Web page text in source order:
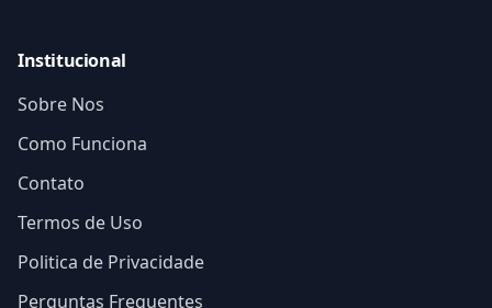
Institucional
Sobre Nos
Como Funciona
Contato
Termos de Uso
Politica de Privacidade
Perguntas Frequentes